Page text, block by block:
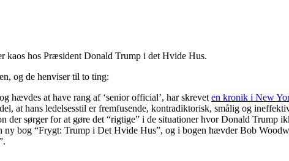
kaos hos Præsident Donald Trump i det Hvide Hus.
og de henviser til to ting:
hævdes at have rang af ‘senior official’, har skrevet en kronik i New
at hans ledelsesstil er fremfusende, kontradiktorisk, smålig og
der sørger for at gøre det “rigtige” i de situationer hvor Donald Trump
bog “Frygt: Trump i Det Hvide Hus”, og i bogen hævder Bob